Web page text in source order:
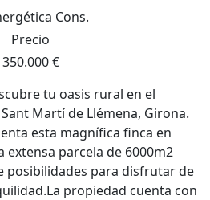
Cons.
Precio
350.000 €
tu oasis rural en el
Martí de Llémena, Girona.
esta magnífica finca en
extensa parcela de 6000m2
posibilidades para disfrutar de
propiedad cuenta con